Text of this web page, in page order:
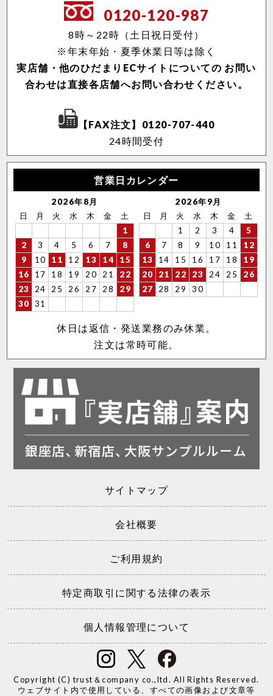
0120-120-987
8時～22時（土日祝日受付）
※年末年始・夏季休業日等は除く
実店舗・他のひだまりECサイトについての お問い
合わせは直接各店舗へお問い合わせください。
【FAX注文】0120-707-440
24時間受付
営業日カレンダー
2026年8月
日
月 火 水 木 金
土
1
2
3 4 5 6 7
8
9
10 11 12 13 14
15
16
17 18 19 20 21
22
23
24 25 26 27 28
29
30
31
2026年9月
日
月 火 水 木 金
土
1
2 3 4
5
6
7 8 9 10 11
12
13
14 15 16 17 18
19
20
21 22 23 24 25
26
27
28 29 30
休日は返信・発送業務のみ休業。
注文は常時可能。
サイトマップ
会社概要
ご利用規約
特定商取引に関する法律の表示
個人情報管理について
Copyright (C) trust＆company co.,ltd. All Rights Reserved.
ウェブサイト内で使用している、すべての画像および文章等